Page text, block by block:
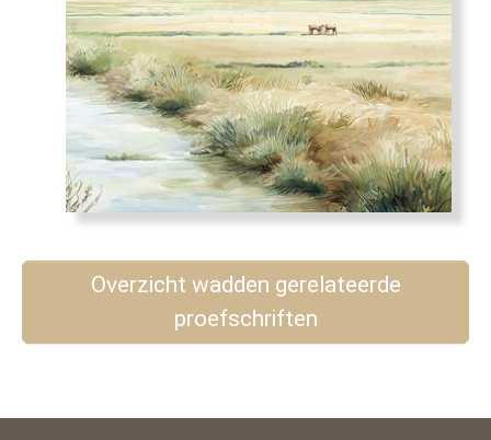
Overzicht wadden gerelateerde
proefschriften